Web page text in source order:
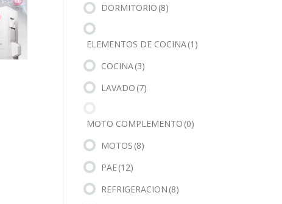
DORMITORIO (8)
ELEMENTOS DE COCINA(1)
COCINA(3)
LAVADO (7)
MOTO COMPLEMENTO (0)
MOTOS (8)
PAE(12)
REFRIGERACION (8)